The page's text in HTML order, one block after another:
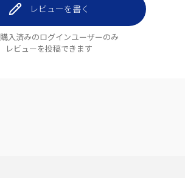
レビューを書く
入済みのログインユーザーのみ
レビューを投稿できます